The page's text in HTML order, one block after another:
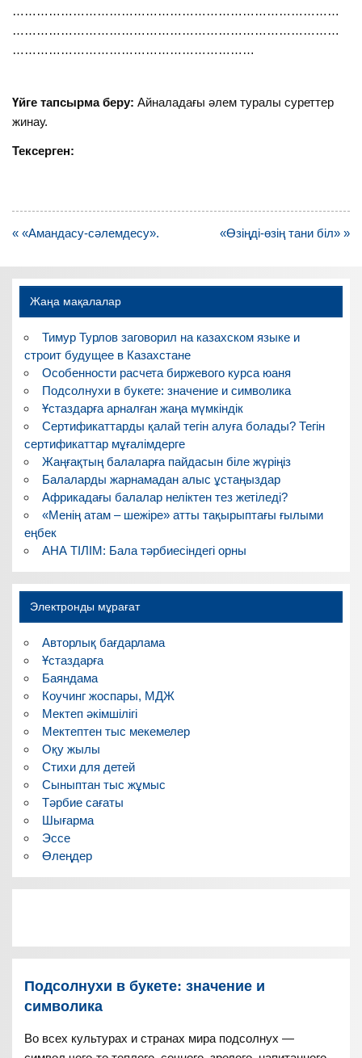
………………………………………………………………………
………………………………………………………………………
……………………………………………………
Үйге тапсырма беру:Айналадағы әлем туралы суреттер
жинау.
Тексерген:
Навигация
записям
« «Амандасу-сәлемдесу». «Өзіңді-өзің тани біл» »
Жаңа мақалалар
Тимур Турлов заговорил на казахском языке и
строит будущее в Казахстане
Особенности расчета биржевого курса юаня
Подсолнухи в букете: значение и символика
Ұстаздарға арналған жаңа мүмкіндік
Сертификаттарды қалай тегін алуға болады? Тегін
сертификаттар мұғалімдерге
Жаңғақтың балаларға пайдасын біле жүріңіз
Балаларды жарнамадан алыс ұстаңыздар
Африкадағы балалар неліктен тез жетіледі?
«Менің атам – шежіре» атты тақырыптағы ғылыми
еңбек
АНА ТІЛІМ: Бала тәрбиесіндегі орны
Электронды мұрағат
Авторлық бағдарлама
Ұстаздарға
Баяндама
Коучинг жоспары, МДЖ
Мектеп әкімшілігі
Мектептен тыс мекемелер
Оқу жылы
Стихи для детей
Сыныптан тыс жұмыс
Тәрбие сағаты
Шығарма
Эссе
Өлеңдер
Подсолнухи в букете: значение и
символика
Во всех культурах и странах мира подсолнух —